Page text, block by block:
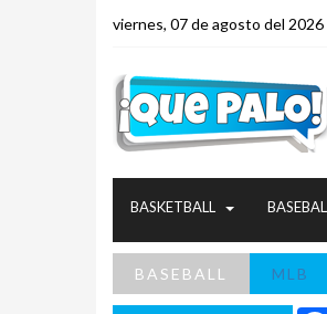
viernes, 07 de agosto del 2026
BASKETBALL
BASEBALL MLB